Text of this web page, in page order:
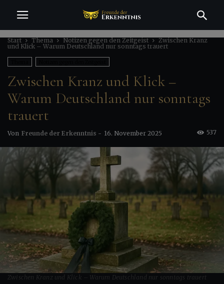
Start Thema Notizen gegen den Zeitgeist
Zwischen Kranz
und Klick – Warum Deutschland nur sonntags trauert
Zwischen Kranz und Klick –
Warum Deutschland nur sonntags
trauert
Von Freunde der Erkenntnis - 16. November 2025 537
Zwischen Kranz und Klick – Warum Deutschland nur sonntags trauert